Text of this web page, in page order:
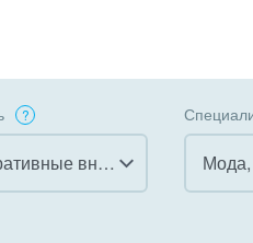
Крупные корпоративные внедрения